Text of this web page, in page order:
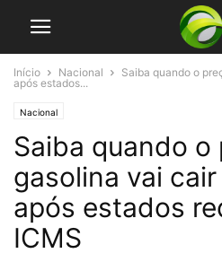
Início Nacional
Saiba quando o
após estados...
Nacional
Saiba quando o
gasolina vai
após estados
ICMS